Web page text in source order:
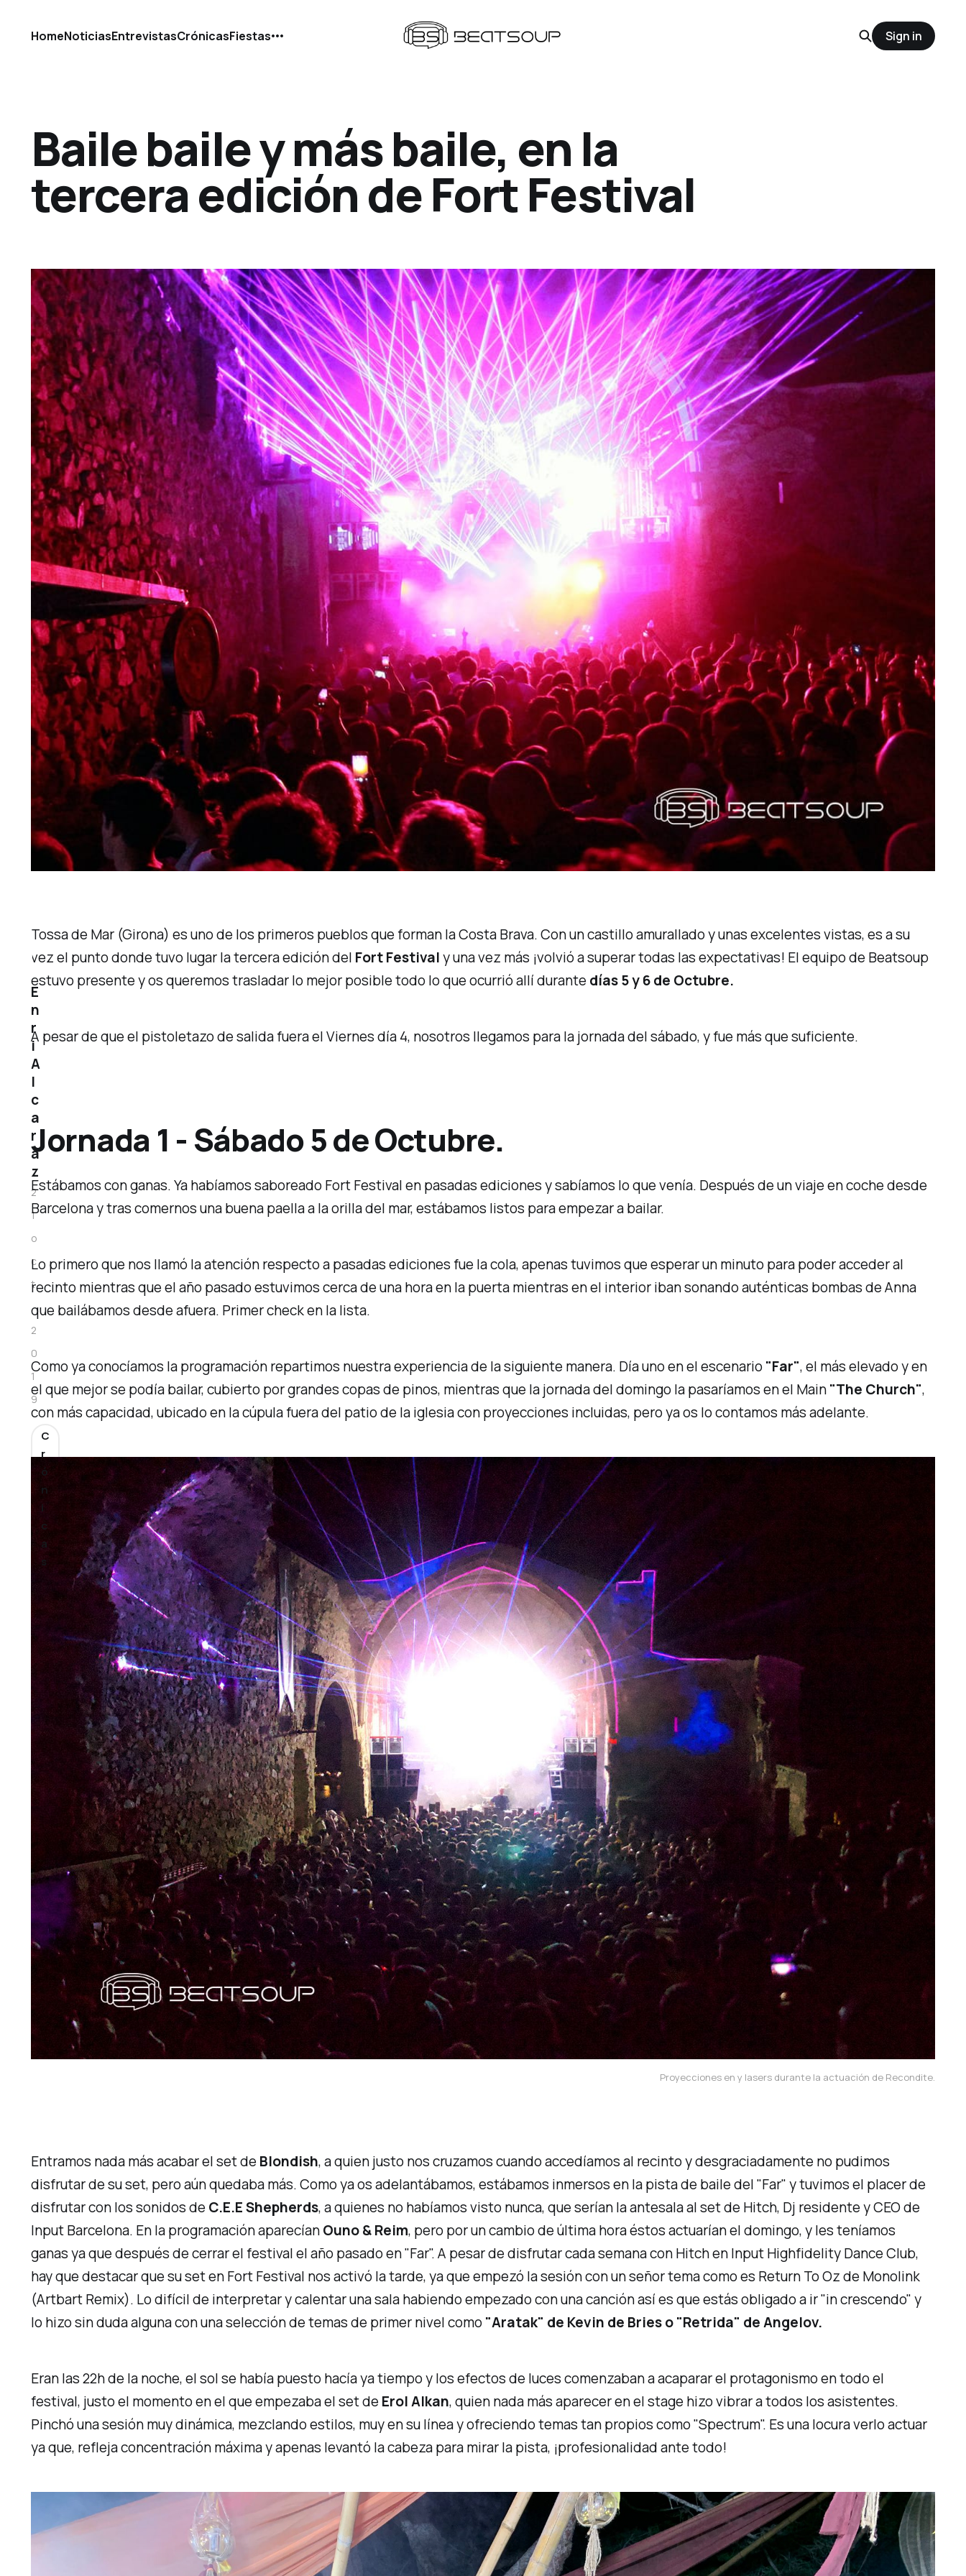
HomeNoticiasEntrevistasCrónicasFiestas Sign in
Baile baile y más baile, en la
tercera edición de Fort Festival
Tossa de Mar (Girona) es uno de los primeros pueblos que forman la Costa Brava. Con un castillo amurallado y unas excelentes vistas, es a su
vez el punto donde tuvo lugar la tercera edición del Fort Festivaly una vez más ¡volvió a superar todas las expectativas! El equipo de Beatsoup
estuvo presente y os queremos trasladar lo mejor posible todo lo que ocurrió allí durante días 5 y 6 de Octubre.
A pesar de que el pistoletazo de salida fuera el Viernes día 4, nosotros llegamos para la jornada del sábado, y fue más que suficiente.
Jornada 1 - Sábado 5 de Octubre.
Estábamos con ganas. Ya habíamos saboreado Fort Festival en pasadas ediciones y sabíamos lo que venía. Después de un viaje en coche desde
Barcelona y tras comernos una buena paella a la orilla del mar, estábamos listos para empezar a bailar.
Lo primero que nos llamó la atención respecto a pasadas ediciones fue la cola, apenas tuvimos que esperar un minuto para poder acceder al
recinto mientras que el año pasado estuvimos cerca de una hora en la puerta mientras en el interior iban sonando auténticas bombas de Anna
que bailábamos desde afuera. Primer check en la lista.
Como ya conocíamos la programación repartimos nuestra experiencia de la siguiente manera. Día uno en el escenario"Far", el más elevado y en
el que mejor se podía bailar, cubierto por grandes copas de pinos, mientras que la jornada del domingo la pasaríamos en el Main"The Church",
con más capacidad, ubicado en la cúpula fuera del patio de la iglesia con proyecciones incluidas, pero ya os lo contamos más adelante.
Proyecciones en y lasers durante la actuación de Recondite.
Entramos nada más acabar el set de Blondish, a quien justo nos cruzamos cuando accedíamos al recinto y desgraciadamente no pudimos
disfrutar de su set, pero aún quedaba más. Como ya os adelantábamos, estábamos inmersos en la pista de baile del "Far" y tuvimos el placer de
disfrutar con los sonidos de C.E.E Shepherds, a quienes no habíamos visto nunca, que serían la antesala al set de Hitch, Dj residente y CEO de
Input Barcelona. En la programación aparecíanOuno & Reim, pero por un cambio de última hora éstos actuarían el domingo, y les teníamos
ganas ya que después de cerrar el festival el año pasado en "Far". A pesar de disfrutar cada semana con Hitch enInput Highfidelity Dance Club,
hay que destacar que su set en Fort Festival nos activó la tarde, ya que empezó la sesión con un señor tema como es Return To Oz de Monolink
(Artbart Remix). Lo difícil de interpretar y calentar una sala habiendo empezado con una canción así es que estás obligado a ir"in crescendo"y
lo hizo sin duda alguna con una selección de temas de primer nivel como"Aratak" de Kevin de Bries o"Retrida" de Angelov.
Eran las 22h de la noche, el sol se había puesto hacía ya tiempo y los efectos de luces comenzaban a acaparar el protagonismo en todo el
festival, justo el momento en el que empezaba el set de Erol Alkan, quien nada más aparecer en el stage hizo vibrar a todos los asistentes.
Pinchó una sesión muy dinámica, mezclando estilos, muy en su línea y ofreciendo temas tan propios como"Spectrum". Es una locura verlo actuar
ya que, refleja concentración máxima y apenas levantó la cabeza para mirar la pista, ¡profesionalidad ante todo!
E
n
r
i
A
l
c
a
r
a
z
2
1
o
c
t
.
2
0
1
9
C
r
ó
n
c
a